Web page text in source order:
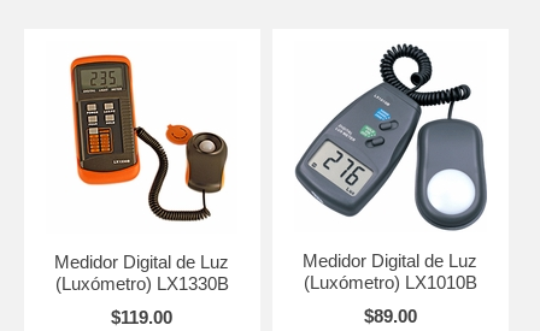
Medidor Digital de Luz
(Luxómetro) LX1330B
$119.00
Medidor Digital de Luz
(Luxómetro) LX1010B
$89.00